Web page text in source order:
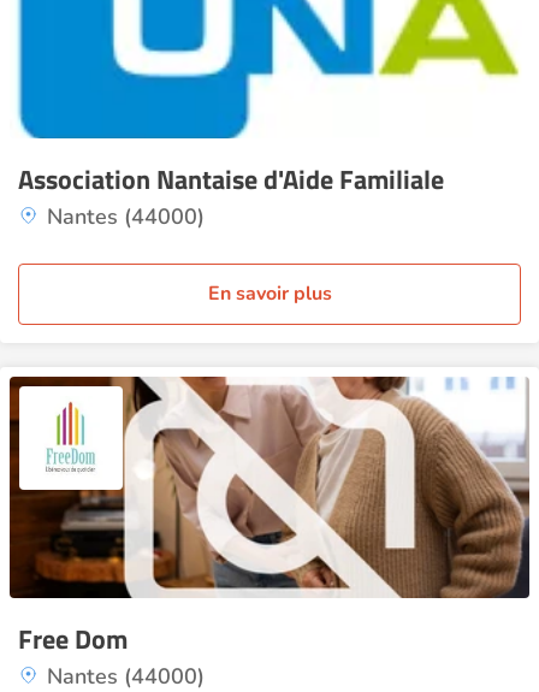
Association Nantaise d'Aide Familiale
Nantes (44000)
En savoir plus
Free Dom
Nantes (44000)